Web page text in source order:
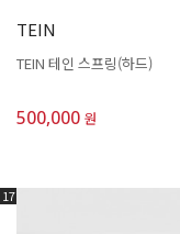
TEIN
TEIN 테인 스프링(하드)
500,000 원
17